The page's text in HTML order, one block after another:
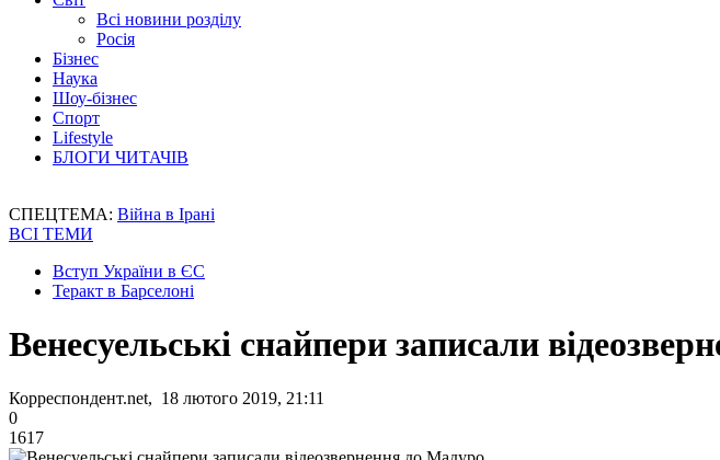
Всі новини розділу
Росія
Бізнес
Наука
Шоу-бізнес
Спорт
Lifestyle
БЛОГИ ЧИТАЧІВ
СПЕЦТЕМА: Війна в Ірані
ВСІ ТЕМИ
Вступ України в ЄС
Теракт в Барселоні
Венесуельські снайпери записали
Корреспондент.net, 18 лютого 2019, 21:11
0
1617